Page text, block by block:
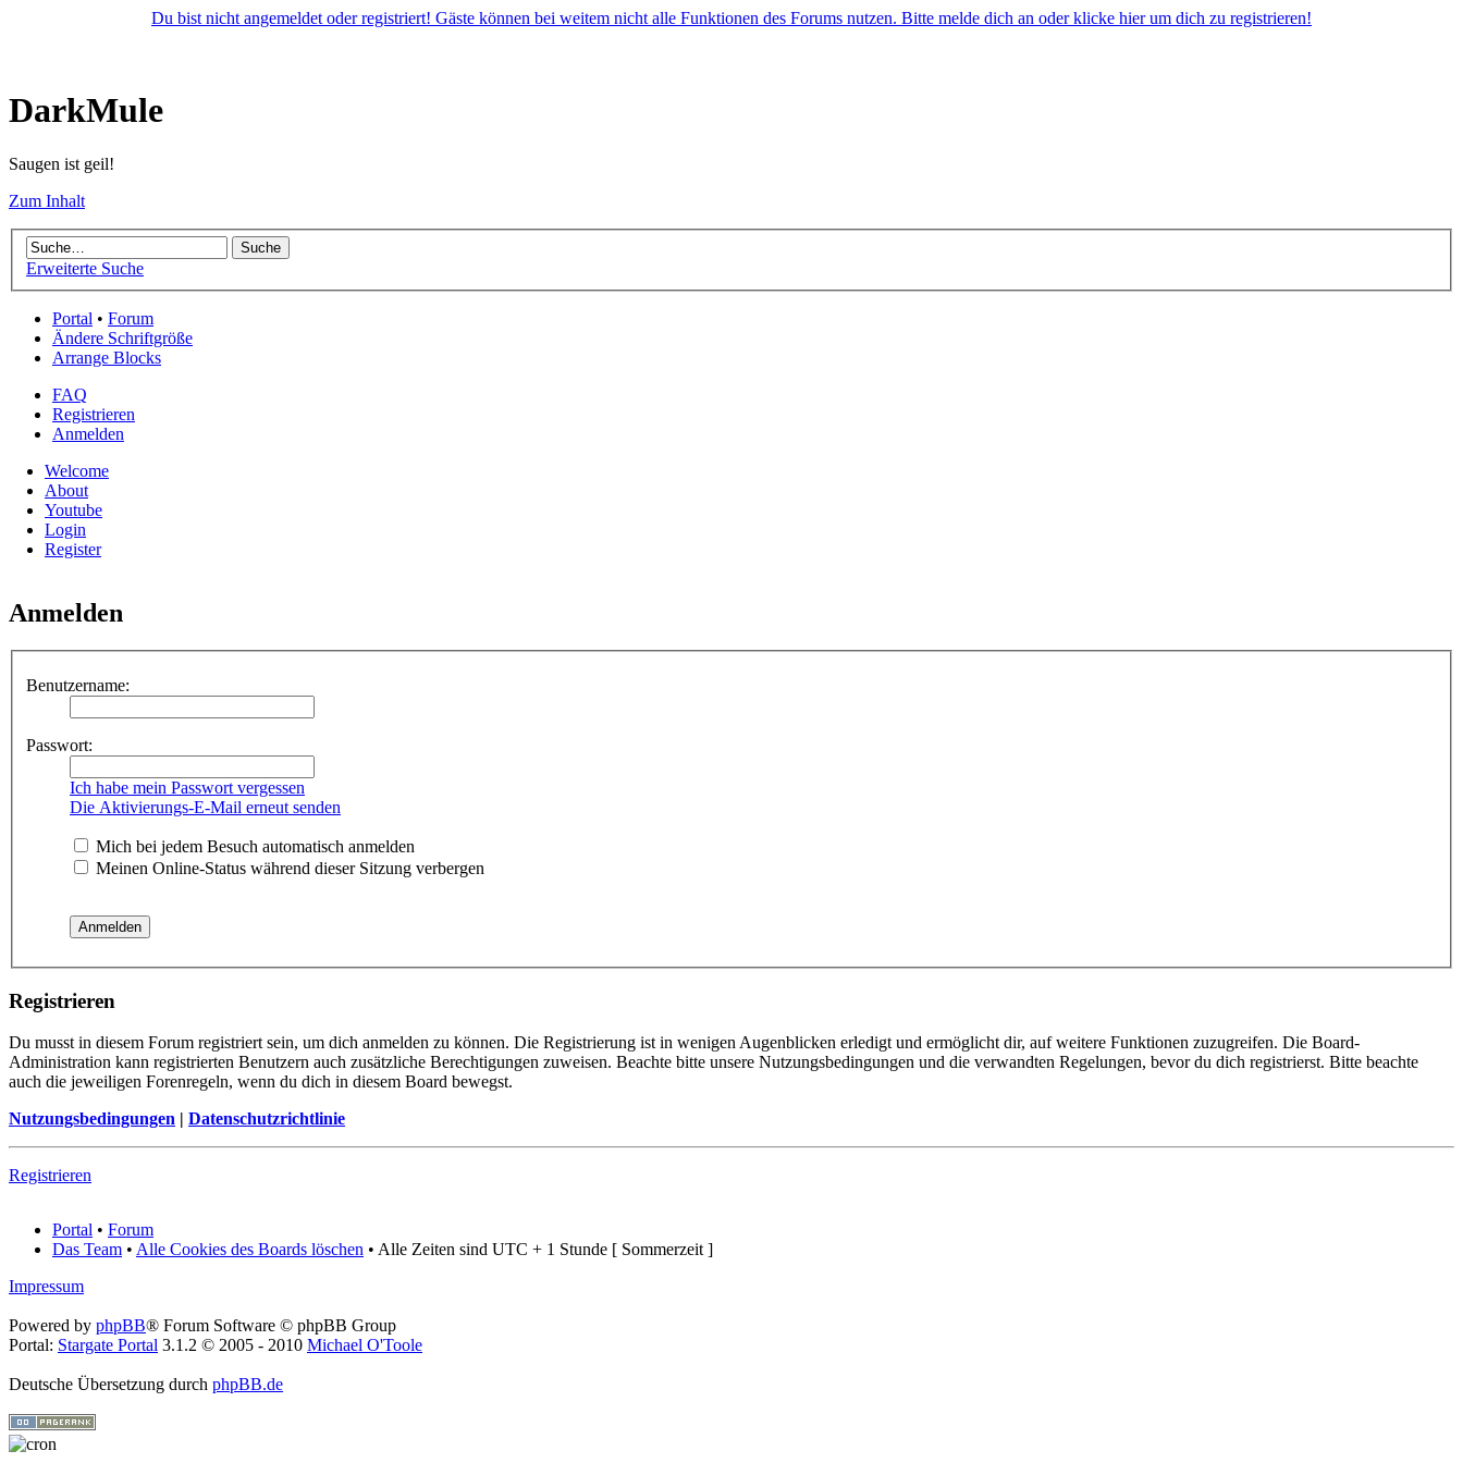
Du bist nicht angemeldet oder registriert! Gäste können bei weitem nicht alle Funktionen des Forums nutzen. Bitte melde dich an oder klicke hier um dich zu registrieren!
DarkMule
Saugen ist geil!
Zum Inhalt
Erweiterte Suche
Portal • Forum
Ändere Schriftgröße
Arrange Blocks
FAQ
Registrieren
Anmelden
Welcome
About
Youtube
Login
Register
Anmelden
Benutzername:
Passwort:
Ich habe mein Passwort vergessen
Die Aktivierungs-E-Mail erneut senden
Mich bei jedem Besuch automatisch anmelden
Meinen Online-Status während dieser Sitzung verbergen
Registrieren
Du musst in diesem Forum registriert sein, um dich anmelden zu können. Die Registrierung ist in wenigen Augenblicken erledigt und ermöglicht dir, auf weitere Funktionen zuzugreifen. Die Board-
Administration kann registrierten Benutzern auch zusätzliche Berechtigungen zuweisen. Beachte bitte unsere Nutzungsbedingungen und die verwandten Regelungen, bevor du dich registrierst. Bitte beachte
auch die jeweiligen Forenregeln, wenn du dich in diesem Board bewegst.
Nutzungsbedingungen | Datenschutzrichtlinie
Registrieren
Portal • Forum
Das Team • Alle Cookies des Boards löschen • Alle Zeiten sind UTC + 1 Stunde [ Sommerzeit ]
Impressum
Powered by phpBB® Forum Software © phpBB Group
Portal: Stargate Portal 3.1.2 © 2005 - 2010 Michael O'Toole
Deutsche Übersetzung durch phpBB.de